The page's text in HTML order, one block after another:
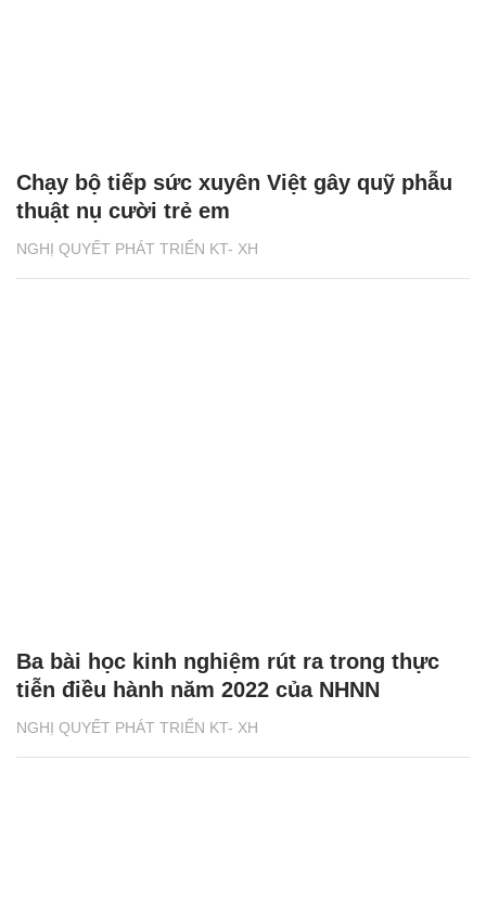
NGHỊ QUYẾT PHÁT TRIỂN KT- XH
Chạy bộ tiếp sức xuyên Việt gây quỹ phẫu
thuật nụ cười trẻ em
NGHỊ QUYẾT PHÁT TRIỂN KT- XH
Ba bài học kinh nghiệm rút ra trong thực
tiễn điều hành năm 2022 của NHNN